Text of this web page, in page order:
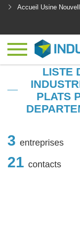
Accueil Usine
LISTE
PLATS
3 entreprises
21 contacts